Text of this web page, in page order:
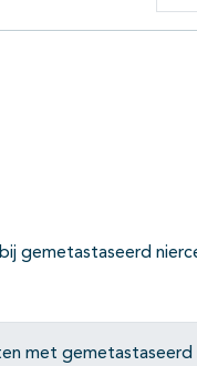
gemetastaseerd
met